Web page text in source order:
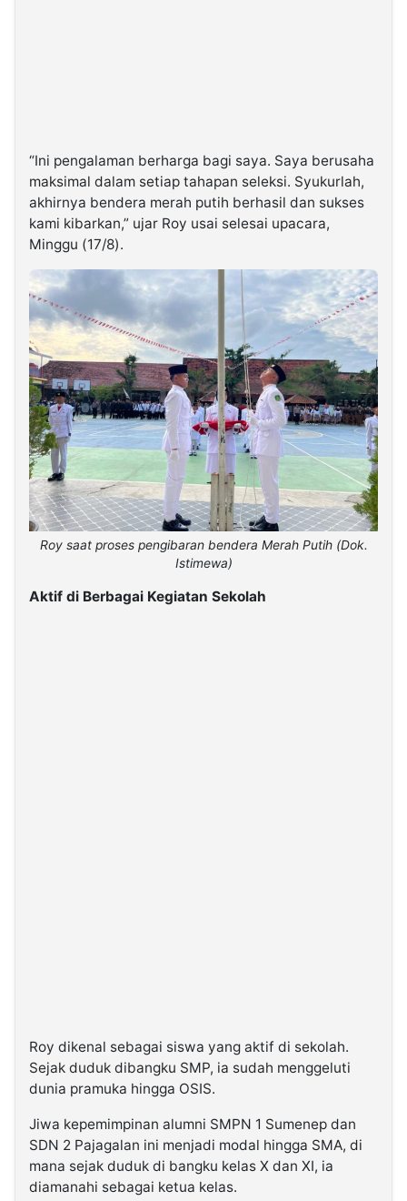
“Ini pengalaman berharga bagi saya. Saya berusaha
maksimal dalam setiap tahapan seleksi. Syukurlah,
akhirnya bendera merah putih berhasil dan sukses
kami kibarkan,” ujar Roy usai selesai upacara,
Minggu (17/8).
Roy saat proses pengibaran bendera Merah Putih (Dok.
Istimewa)
Aktif di Berbagai Kegiatan Sekolah
Roy dikenal sebagai siswa yang aktif di sekolah.
Sejak duduk dibangku SMP, ia sudah menggeluti
dunia pramuka hingga OSIS.
Jiwa kepemimpinan alumni SMPN 1 Sumenep dan
SDN 2 Pajagalan ini menjadi modal hingga SMA, di
mana sejak duduk di bangku kelas X dan XI, ia
diamanahi sebagai ketua kelas.